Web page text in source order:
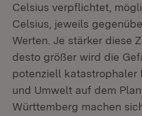
Celsius verpflichtet,
Celsius, jeweils
Werten. Je stärker diese
desto größer wird die
potenziell katastrophaler
und Umwelt auf dem
Württemberg machen